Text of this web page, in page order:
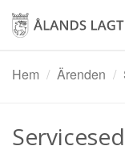
Hoppa
huvudinnehåll
Hem
Ärenden